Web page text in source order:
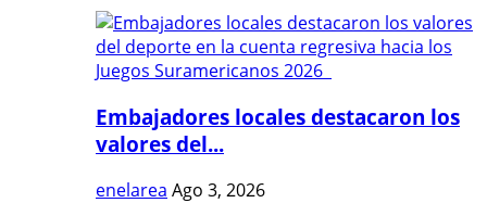
Embajadores locales destacaron los
valores del...
enelarea Ago 3, 2026